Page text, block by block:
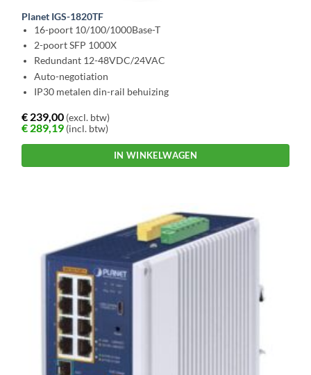
Planet IGS-1820TF
16-poort 10/100/1000Base-T
2-poort SFP 1000X
Redundant 12-48VDC/24VAC
Auto-negotiation
IP30 metalen din-rail behuizing
€ 239,00 (excl. btw)
€ 289,19 (incl. btw)
IN WINKELWAGEN